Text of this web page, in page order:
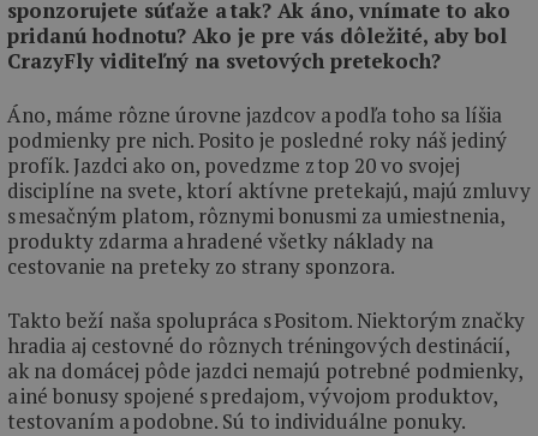
sponzorujete súťaže a tak? Ak áno, vnímate to ako
pridanú hodnotu? Ako je pre vás dôležité, aby bol
CrazyFly viditeľný na svetových pretekoch?
Áno, máme rôzne úrovne jazdcov a podľa toho sa líšia
podmienky pre nich. Posito je posledné roky náš jediný
profík. Jazdci ako on, povedzme z top 20 vo svojej
disciplíne na svete, ktorí aktívne pretekajú, majú zmluvy
s mesačným platom, rôznymi bonusmi za umiestnenia,
produkty zdarma a hradené všetky náklady na
cestovanie na preteky zo strany sponzora.
Takto beží naša spolupráca s Positom. Niektorým značky
hradia aj cestovné do rôznych tréningových destinácií,
ak na domácej pôde jazdci nemajú potrebné podmienky,
a iné bonusy spojené s predajom, vývojom produktov,
testovaním a podobne. Sú to individuálne ponuky.